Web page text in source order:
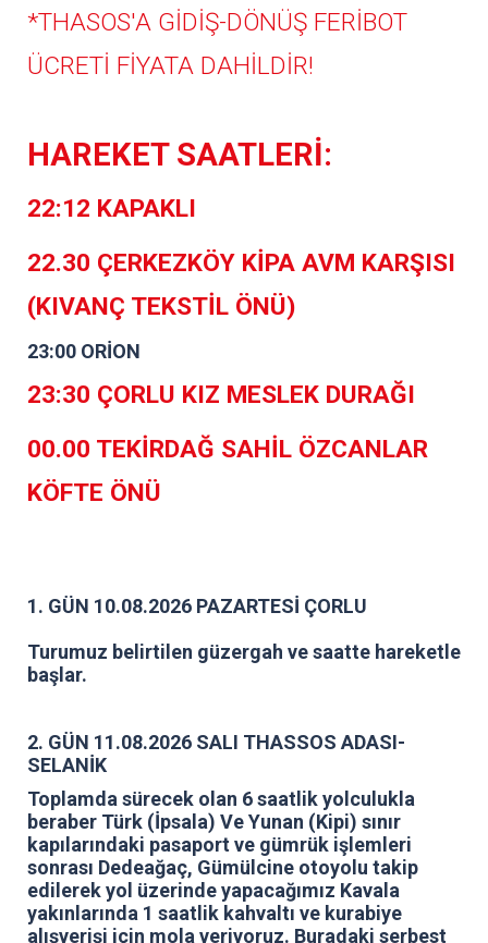
*THASOS'A GİDİŞ-DÖNÜŞ FERİBOT
ÜCRETİ FİYATA DAHİLDİR!
HAREKET SAATLERİ:
22:12 KAPAKLI
22.30 ÇERKEZKÖY KİPA AVM KARŞISI
(KIVANÇ TEKSTİL ÖNÜ)
23:00 ORİON
23:30 ÇORLU KIZ MESLEK DURAĞI
00.00 TEKİRDAĞ SAHİL ÖZCANLAR
KÖFTE ÖNÜ
1. GÜN 10.08.2026 PAZARTESİ ÇORLU
Turumuz belirtilen güzergah ve saatte hareketle
başlar.
2. GÜN 11.08.2026 SALI THASSOS ADASI-
SELANİK
Toplamda sürecek olan 6 saatlik yolculukla
beraber Türk (İpsala) Ve Yunan (Kipi) sınır
kapılarındaki pasaport ve gümrük işlemleri
sonrası Dedeağaç, Gümülcine otoyolu takip
edilerek yol üzerinde yapacağımız Kavala
yakınlarında 1 saatlik kahvaltı ve kurabiye
alışverişi için mola veriyoruz. Buradaki serbest